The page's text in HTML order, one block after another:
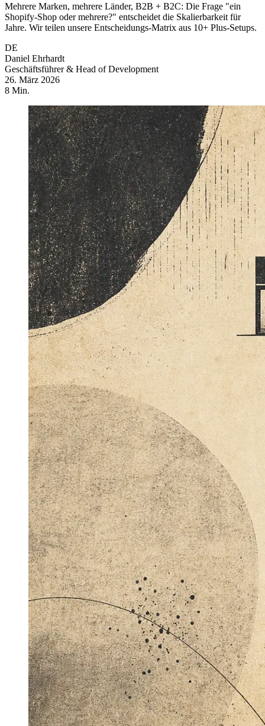
Mehrere Marken, mehrere Länder, B2B + B2C: Die Frage "ein
Shopify-Shop oder mehrere?" entscheidet die Skalierbarkeit für
Jahre. Wir teilen unsere Entscheidungs-Matrix aus 10+ Plus-Setups.
DE
Daniel Ehrhardt
Geschäftsführer & Head of Development
26. März 2026
8 Min.